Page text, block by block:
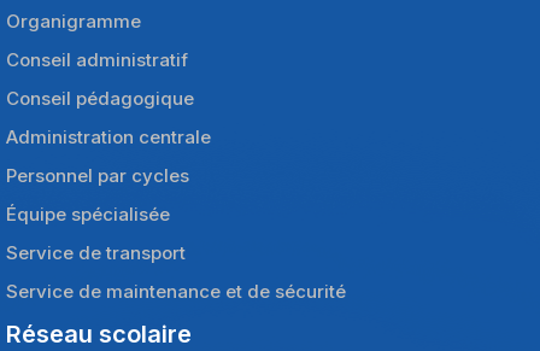
Organigramme
Conseil administratif
Conseil pédagogique
Administration centrale
Personnel par cycles
Équipe spécialisée
Service de transport
Service de maintenance et de sécurité
Réseau scolaire